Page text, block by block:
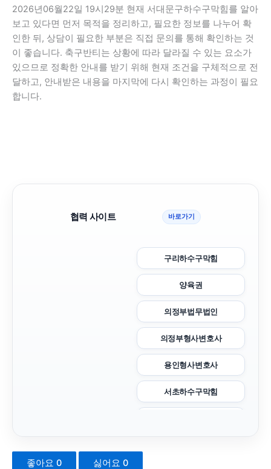
2026년06월22일 19시29분 현재 서대문구하수구막힘를 알아
보고 있다면 먼저 목적을 정리하고, 필요한 정보를 나누어 확
인한 뒤, 상담이 필요한 부분은 직접 문의를 통해 확인하는 것
이 좋습니다. 축구반티는 상황에 따라 달라질 수 있는 요소가
있으므로 정확한 안내를 받기 위해 현재 조건을 구체적으로 전
달하고, 안내받은 내용을 마지막에 다시 확인하는 과정이 필요
합니다.
협력 사이트 바로가기
구리하수구막힘
양육권
의정부법무법인
의정부형사변호사
용인형사변호사
서초하수구막힘
좋아요 0 싫어요 0